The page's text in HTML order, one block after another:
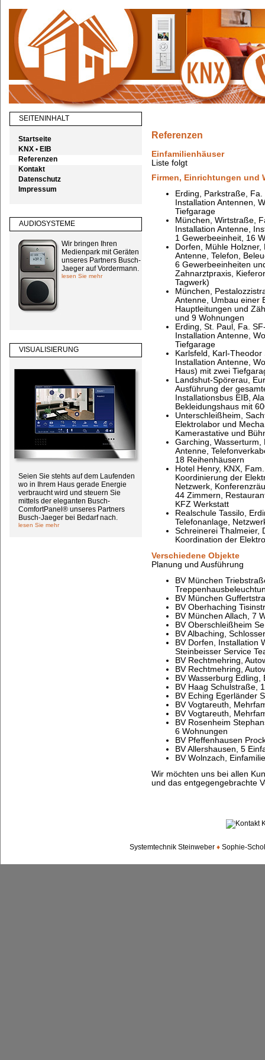
SEITENINHALT
Startseite
KNX • EIB
Referenzen
Kontakt
Datenschutz
Impressum
AUDIOSYSTEME
Wir bringen Ihren
Medienpark mit Geräten
unseres Partners Busch-
Jaeger auf Vordermann.
lesen Sie mehr
VISUALISIERUNG
Seien Sie stehts auf dem Laufenden
wo in Ihrem Haus gerade Energie
verbraucht wird und steuern Sie
mittels der eleganten Busch-
ComfortPanel® unseres Partners
Busch-Jaeger bei Bedarf nach.
lesen Sie mehr
Referenzen
Einfamilienhäuser
Liste folgt
Firmen, Einrichtungen und
Erding, Parkstraße,
Installation Antennen,
Tiefgarage
München, Wirtstraße,
Installation Antenne,
1 Gewerbeeinheit, 16
Dorfen, Mühle
Antenne, Telefon,
6 Gewerbeeinheiten
Zahnarztpraxis,
Tagwerk)
München,
Antenne, Umbau einer
Hauptleitungen und
und 9 Wohnungen
Erding, St. Paul, Fa.
Installation Antenne,
Tiefgarage
Karlsfeld, Karl-
Installation Antenne,
Haus) mit zwei
Landshut-Spörerau,
Ausführung der
Installationsbus EIB,
Bekleidungshaus mit
Unterschleißheim,
Elektrolabor und
Kamerastative und
Garching, Wasserturm,
Antenne,
18 Reihenhäusern
Hotel Henry, KNX,
Koordinierung der
Netzwerk,
44 Zimmern,
KFZ Werkstatt
Realschule Tassilo,
Telefonanlage,
Schreinerei Thalmeier,
Koordination der
Verschiedene Objekte
Planung und Ausführung
BV München
BV München
BV Oberhaching
BV München Allach, 7
BV Oberschleißheim
BV Albaching,
BV Dorfen, Installation
Steinbeisser Service
BV Rechtmehring,
BV Rechtmehring,
BV Wasserburg
BV Haag Schulstraße,
BV Eching Egerländer
BV Vogtareuth,
BV Vogtareuth,
BV Rosenheim
6 Wohnungen
BV Pfeffenhausen
BV Allershausen, 5
BV Wolnzach,
Wir möchten uns bei allen
und das entgegengebrachte
Systemtechnik Steinweber ♦ Sophie-